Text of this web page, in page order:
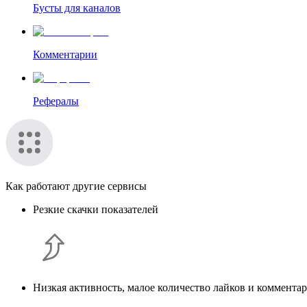
Бусты для каналов
Комментарии
Рефералы
Как работают другие сервисы
Резкие скачки показателей
Низкая активность, малое количество лайков и